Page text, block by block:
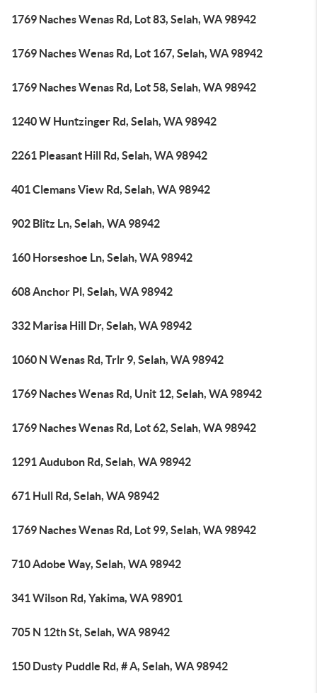
1769 Naches Wenas Rd, Lot 83, Selah, WA 98942
1769 Naches Wenas Rd, Lot 167, Selah, WA 98942
1769 Naches Wenas Rd, Lot 58, Selah, WA 98942
1240 W Huntzinger Rd, Selah, WA 98942
2261 Pleasant Hill Rd, Selah, WA 98942
401 Clemans View Rd, Selah, WA 98942
902 Blitz Ln, Selah, WA 98942
160 Horseshoe Ln, Selah, WA 98942
608 Anchor Pl, Selah, WA 98942
332 Marisa Hill Dr, Selah, WA 98942
1060 N Wenas Rd, Trlr 9, Selah, WA 98942
1769 Naches Wenas Rd, Unit 12, Selah, WA 98942
1769 Naches Wenas Rd, Lot 62, Selah, WA 98942
1291 Audubon Rd, Selah, WA 98942
671 Hull Rd, Selah, WA 98942
1769 Naches Wenas Rd, Lot 99, Selah, WA 98942
710 Adobe Way, Selah, WA 98942
341 Wilson Rd, Yakima, WA 98901
705 N 12th St, Selah, WA 98942
150 Dusty Puddle Rd, # A, Selah, WA 98942